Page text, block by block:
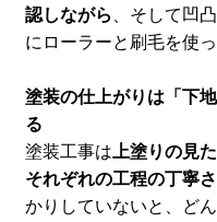
認しながら
、そして凹
にローラーと刷毛を使
塗装の仕上がりは「下
る
塗装工事は 上塗りの見
それぞれの工程の丁寧さ
かりしていないと、ど